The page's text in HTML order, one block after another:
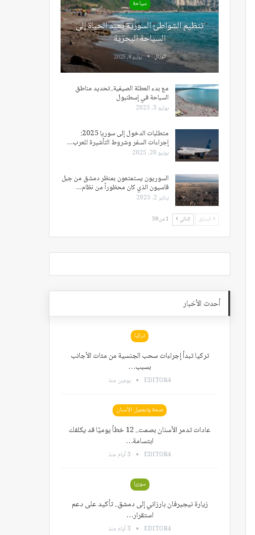
سياحة
تنظيم الشواطئ السورية يعيد الحياة إلى
السياحة البحرية
كوزال يوليو 8, 2025
مع بدء العطلة الصيفية..تحديد مناطق
السباحة في إسطنبول
يوليو 3, 2025
متطلبات الدخول إلى سوريا 2025:
إجراءات السفر وشروط التأشيرة للعرب…
يونيو 20, 2025
السوريون يستمتعون بمنظر دمشق من جبل
قاسيون الذي كان محظوراً من نظام…
يناير 2, 2025
السابق التالي 1 من 38
أحدث الأخبار
تركيا
تركيا تبدأ إجراءات سحب الجنسية من مئات الأجانب
بسبب…
EDITOR4 يومين منذ
صحة وتجميل الأسنان
عادات تدمر الأسنان بصمت.. 12 خطأ يوميًا قد يكلفك
ابتسامة…
EDITOR4 3 أيام منذ
سوريا
زيارة نيجيرفان بارزاني إلى دمشق.. تأكيد على دعم
استقرار…
EDITOR4 3 أيام منذ